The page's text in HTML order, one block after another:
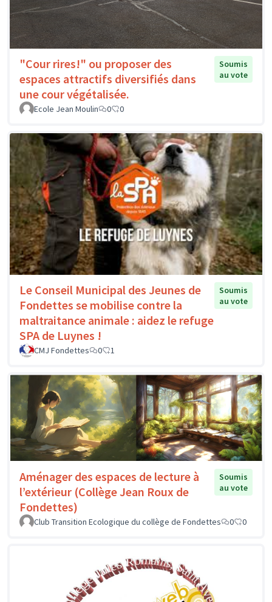
"Cour rires!" ou proposer des
espaces attractifs diversifiés dans
une cour végétalisée.
Soumis
au vote
Ecole Jean Moulin 0 0
Le Conseil Municipal des Jeunes de
Fondettes se mobilise contre la
maltraitance animale : aidez le refuge
SPA de Luynes !
Soumis
au vote
CMJ Fondettes 0 1
Aménager des espaces de lecture à
l’extérieur (Collège Jean Roux de
Fondettes)
Soumis
au vote
Club Transition Ecologique du collège de Fondettes 0 0